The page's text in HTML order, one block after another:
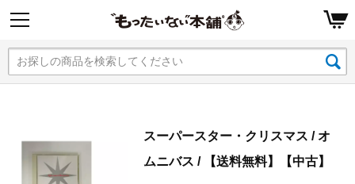
スーパースター・クリスマス / オ
ムニバス / 【送料無料】【中古】